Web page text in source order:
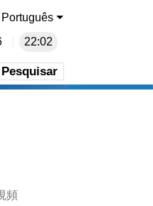
Português
22:02
Pesquisar
頻